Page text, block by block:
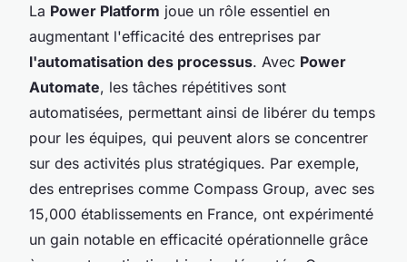
La Power Platform joue un rôle essentiel en
augmentant l'efficacité des entreprises par
l'automatisation des processus. Avec Power
Automate, les tâches répétitives sont
automatisées, permettant ainsi de libérer du temps
pour les équipes, qui peuvent alors se concentrer
sur des activités plus stratégiques. Par exemple,
des entreprises comme Compass Group, avec ses
15,000 établissements en France, ont expérimenté
un gain notable en efficacité opérationnelle grâce